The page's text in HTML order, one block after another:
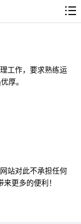
工作，要求熟练运
厚。
站对此不承担任何
更多的便利！